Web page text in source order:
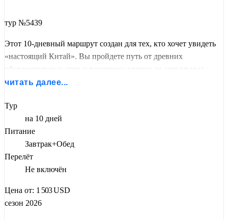
тур №5439
Этот 10-дневный маршрут создан для тех, кто хочет увидеть
«настоящий Китай». Вы пройдете путь от древних
оборонительных стен и пещерных храмов до зеркальных
фасадов самых высоких небоскребов Азии.
Отправьтесь в увлекательное путешествие по самым
знаковым местам Китая! Этот групповой тур охватывает всё
величие Поднебесной: от имперского
Стеной и Запретным городом до древних воинов
монастыря
Шанхая .
Программа максимально комфортна: переезды на скоростных
поездах экономят время, ночной поезд Пекин-Сиань в купе
читать далее...
Тур
на 10 дней
Питание
Завтрак+Обед
Перелёт
Не включён
Цена от: 1 503USD
сезон 2026